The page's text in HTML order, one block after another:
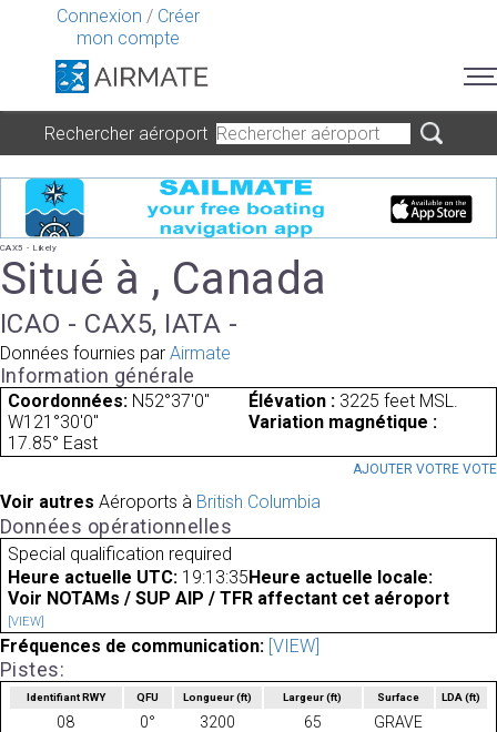
Connexion / Créer
mon compte
Rechercher aéroport
CAX5 - Likely
Situé à , Canada
ICAO - CAX5, IATA -
Données fournies par Airmate
Information générale
Coordonnées: N52°37'0"
W121°30'0"
Élévation : 3225 feet MSL.
Variation magnétique :
17.85° East
AJOUTER VOTRE VOTE
Voir autres Aéroports à British Columbia
Données opérationnelles
Special qualification required
Heure actuelle UTC: 19:13:35 Heure actuelle locale:
Voir NOTAMs / SUP AIP / TFR affectant cet aéroport
[VIEW]
Fréquences de communication: [VIEW]
Pistes:
Identifiant RWY QFU Longueur(ft) Largeur(ft) Surface LDA(ft)
08 0° 3200 65
GRAVE